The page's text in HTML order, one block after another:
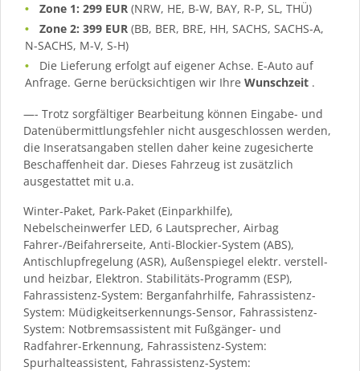
Zone 1: 299 EUR (NRW, HE, B-W, BAY, R-P, SL, THÜ)
Zone 2: 399 EUR (BB, BER, BRE, HH, SACHS, SACHS-A,
N-SACHS, M-V, S-H)
Die Lieferung erfolgt auf eigener Achse. E-Auto auf
Anfrage. Gerne berücksichtigen wir Ihre Wunschzeit .
—- Trotz sorgfältiger Bearbeitung können Eingabe- und
Datenübermittlungsfehler nicht ausgeschlossen werden,
die Inseratsangaben stellen daher keine zugesicherte
Beschaffenheit dar. Dieses Fahrzeug ist zusätzlich
ausgestattet mit u.a.
Winter-Paket, Park-Paket (Einparkhilfe),
Nebelscheinwerfer LED, 6 Lautsprecher, Airbag
Fahrer-/Beifahrerseite, Anti-Blockier-System (ABS),
Antischlupfregelung (ASR), Außenspiegel elektr. verstell-
und heizbar, Elektron. Stabilitäts-Programm (ESP),
Fahrassistenz-System: Berganfahrhilfe, Fahrassistenz-
System: Müdigkeitserkennungs-Sensor, Fahrassistenz-
System: Notbremsassistent mit Fußgänger- und
Radfahrer-Erkennung, Fahrassistenz-System:
Spurhalteassistent, Fahrassistenz-System: